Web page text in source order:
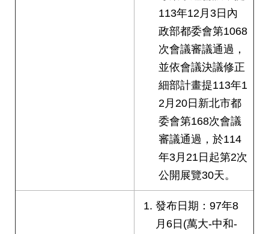
113年12月3日內
政部都委會第1068
次會議審議通過，
並依會議決議修正
細部計畫提113年1
2月20日新北市都
委會第168次會議
審議通過，於114
年3月21日起第2次
公開展覽30天。
發布日期：97年8
月6日(萬大-中和-